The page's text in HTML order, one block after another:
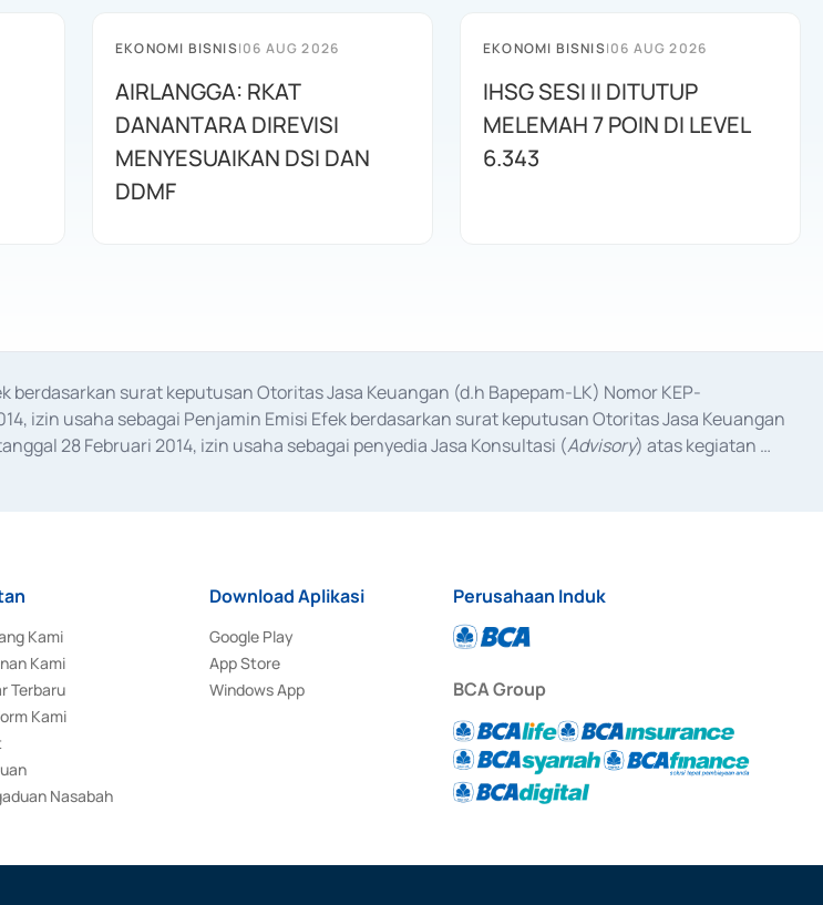
EKONOMI BISNIS|06 AUG 2026
AIRLANGGA: RKAT
DANANTARA DIREVISI
MENYESUAIKAN DSI DAN
DDMF
EKONOMI BISNIS|06 AUG 2026
IHSG SESI II DITUTUP
MELEMAH 7 POIN DI LEVEL
6.343
surat keputusan Otoritas Jasa Keuangan (d.h Bapepam-LK) Nomor KEP-
izin usaha sebagai Penjamin Emisi Efek berdasarkan surat keputusan Otoritas Jasa Keuangan
28 Februari 2014, izin usaha sebagai penyedia Jasa Konsultasi (Advisory) atas kegiatan
Kami
Kami
Terbaru
Kami
Nasabah
Download Aplikasi
Google Play
App Store
Windows App
Perusahaan Induk
BCA Group